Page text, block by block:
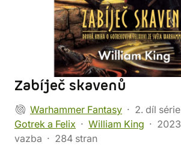
Zabíječ skavenů
Warhammer Fantasy 2. díl série
Gotrek a Felix
William King 2023
vazba
284 stran